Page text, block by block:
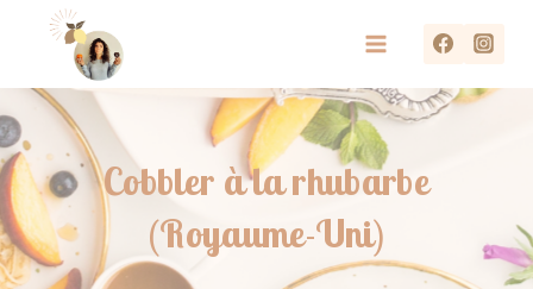
contenu
Cobbler à la rhubarbe
(Royaume-Uni)